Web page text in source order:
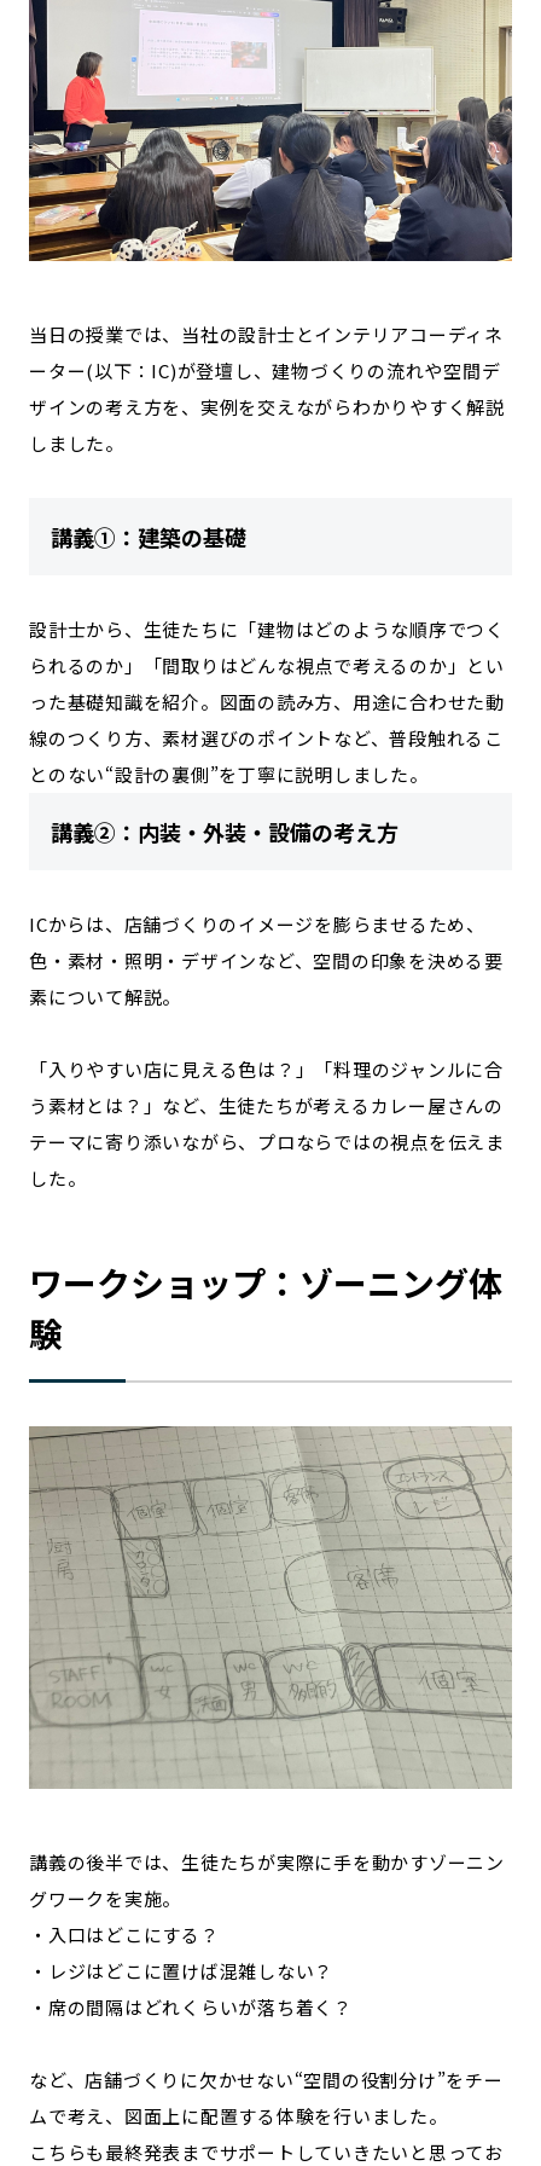
当日の授業では、当社の設計士とインテリアコーディネ
ーター(以下：IC)が登壇し、建物づくりの流れや空間デ
ザインの考え方を、実例を交えながらわかりやすく解説
しました。
講義①：建築の基礎
設計士から、生徒たちに「建物はどのような順序でつく
られるのか」「間取りはどんな視点で考えるのか」とい
った基礎知識を紹介。図面の読み方、用途に合わせた動
線のつくり方、素材選びのポイントなど、普段触れるこ
とのない“設計の裏側”を丁寧に説明しました。
講義②：内装・外装・設備の考え方
ICからは、店舗づくりのイメージを膨らませるため、
色・素材・照明・デザインなど、空間の印象を決める要
素について解説。
「入りやすい店に見える色は？」「料理のジャンルに合
う素材とは？」など、生徒たちが考えるカレー屋さんの
テーマに寄り添いながら、プロならではの視点を伝えま
した。
ワークショップ：ゾーニング体
験
講義の後半では、生徒たちが実際に手を動かすゾーニン
グワークを実施。
・入口はどこにする？
・レジはどこに置けば混雑しない？
・席の間隔はどれくらいが落ち着く？
など、店舗づくりに欠かせない“空間の役割分け”をチー
ムで考え、図面上に配置する体験を行いました。
こちらも最終発表までサポートしていきたいと思ってお